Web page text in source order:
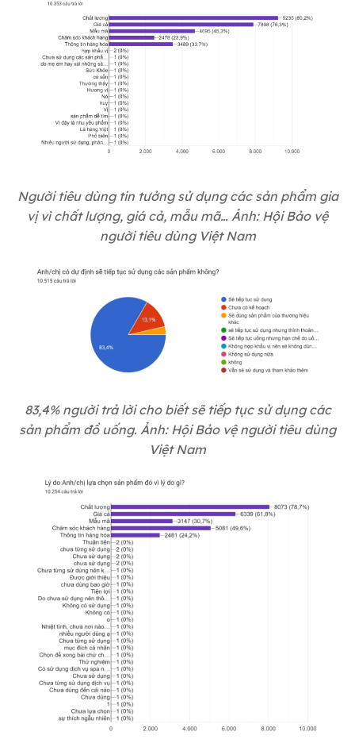
Người tiêu dùng tin tưởng sử dụng các sản phẩm gia
vị vì chất lượng, giá cả, mẫu mã… Ảnh: Hội Bảo vệ
người tiêu dùng Việt Nam
83,4% người trả lời cho biết sẽ tiếp tục sử dụng các
sản phẩm đồ uống. Ảnh: Hội Bảo vệ người tiêu dùng
Việt Nam